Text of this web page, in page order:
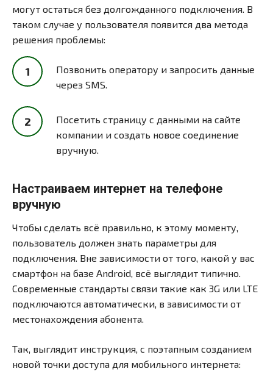
могут остаться без долгожданного подключения. В
таком случае у пользователя появится два метода
решения проблемы:
Позвонить оператору и запросить данные
через SMS.
Посетить страницу с данными на сайте
компании и создать новое соединение
вручную.
Настраиваем интернет на телефоне
вручную
Чтобы сделать всё правильно, к этому моменту,
пользователь должен знать параметры для
подключения. Вне зависимости от того, какой у вас
смартфон на базе Android, всё выглядит типично.
Современные стандарты связи такие как 3G или LTE
подключаются автоматически, в зависимости от
местонахождения абонента.
Так, выглядит инструкция, с поэтапным созданием
новой точки доступа для мобильного интернета: